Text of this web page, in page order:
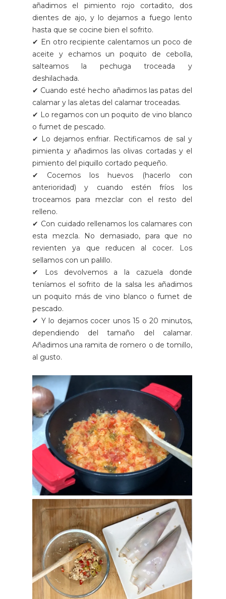
añadimos el pimiento rojo cortadito, dos
dientes de ajo, y lo dejamos a fuego lento
hasta que se cocine bien el sofrito.
✔ En otro recipiente calentamos un poco de
aceite y echamos un poquito de cebolla,
salteamos la pechuga troceada y
deshilachada.
✔ Cuando esté hecho añadimos las patas del
calamar y las aletas del calamar troceadas.
✔ Lo regamos con un poquito de vino blanco
o fumet de pescado.
✔ Lo dejamos enfriar. Rectificamos de sal y
pimienta y añadimos las olivas cortadas y el
pimiento del piquillo cortado pequeño.
✔ Cocemos los huevos (hacerlo con
anterioridad) y cuando estén fríos los
troceamos para mezclar con el resto del
relleno.
✔ Con cuidado rellenamos los calamares con
esta mezcla. No demasiado, para que no
revienten ya que reducen al cocer. Los
sellamos con un palillo.
✔ Los devolvemos a la cazuela donde
teníamos el sofrito de la salsa les añadimos
un poquito más de vino blanco o fumet de
pescado.
✔ Y lo dejamos cocer unos 15 o 20 minutos,
dependiendo del tamaño del calamar.
Añadimos una ramita de romero o de tomillo,
al gusto.